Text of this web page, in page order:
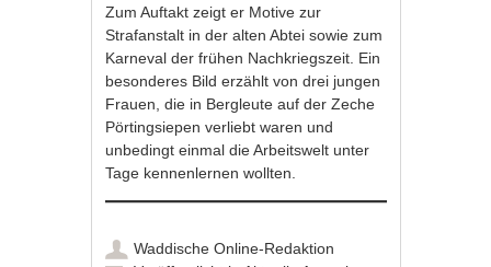
Zum Auftakt zeigt er Motive zur
Strafanstalt in der alten Abtei sowie zum
Karneval der frühen Nachkriegszeit. Ein
besonderes Bild erzählt von drei jungen
Frauen, die in Bergleute auf der Zeche
Pörtingsiepen verliebt waren und
unbedingt einmal die Arbeitswelt unter
Tage kennenlernen wollten.
Waddische Online-Redaktion